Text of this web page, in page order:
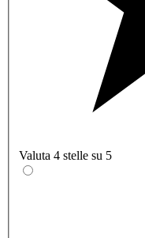
Valuta 4 stelle su 5